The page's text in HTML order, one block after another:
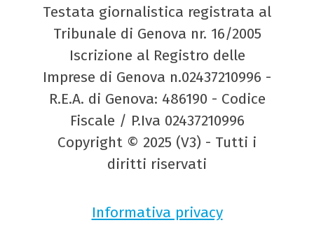
Testata giornalistica registrata al
Tribunale di Genova nr. 16/2005
Iscrizione al Registro delle
Imprese di Genova n.02437210996 -
R.E.A. di Genova: 486190 - Codice
Fiscale / P.Iva 02437210996
Copyright © 2025 (V3) - Tutti i
diritti riservati
Informativa privacy